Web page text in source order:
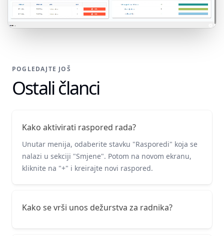
POGLEDAJTE JOŠ
Ostali članci
Kako aktivirati raspored rada?
Unutar menija, odaberite stavku "Rasporedi" koja se
nalazi u sekciji "Smjene". Potom na novom ekranu,
kliknite na "+" i kreirajte novi raspored.
Kako se vrši unos dežurstva za radnika?